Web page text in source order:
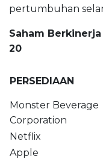
pertumbuhan
Saham
20
PERSEDIAAN
Monster Beverage
Corporation
Netflix
Apple